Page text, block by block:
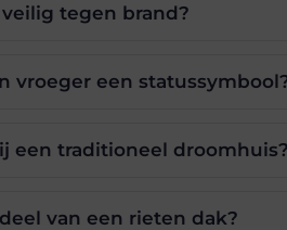
tegen brand?
vroeger een
een traditioneel droomhuis?
van een rieten dak?